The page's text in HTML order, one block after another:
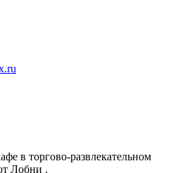
в торгово-развлекательном
Лобни .